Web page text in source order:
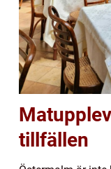
tillfällen